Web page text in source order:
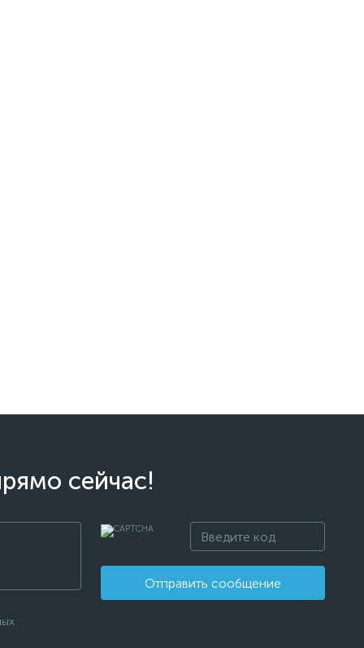
сейчас!
Отправить сообщение